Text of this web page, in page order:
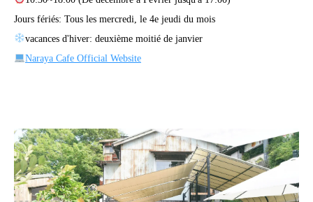
Jours fériés: Tous les mercredi, le 4e jeudi du mois
vacances d'hiver: deuxième moitié de janvier
Naraya Cafe Official Website